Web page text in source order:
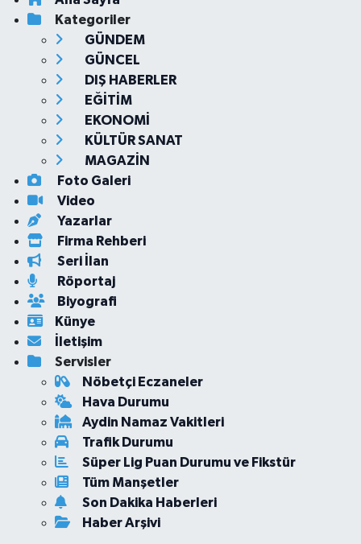
Kategoriler
GÜNDEM
GÜNCEL
DIŞ HABERLER
EĞİTİM
EKONOMİ
KÜLTÜR SANAT
MAGAZİN
Foto Galeri
Video
Yazarlar
Firma Rehberi
Seri İlan
Röportaj
Biyografi
Künye
İletişim
Servisler
Nöbetçi Eczaneler
Hava Durumu
Aydin Namaz Vakitleri
Trafik Durumu
Süper Lig Puan Durumu ve Fikstür
Tüm Manşetler
Son Dakika Haberleri
Haber Arşivi